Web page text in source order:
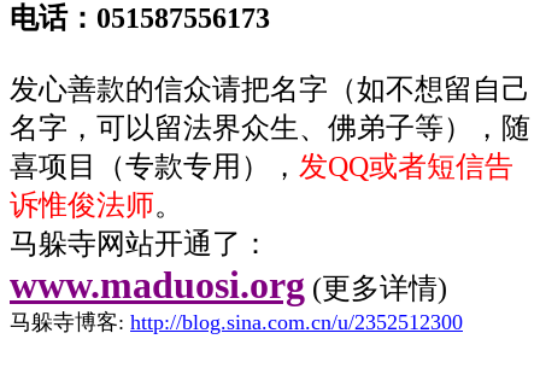
电话：051587556173
发心善款的信众请把名字（如不想留自己
名字，可以留法界众生、佛弟子等），随
喜项目（专款专用）， 发QQ或者短信告
诉惟俊法师。
马躲寺网站开通了：
www.maduosi.org (更多详情)
马躲寺博客: http://blog.sina.com.cn/u/2352512300